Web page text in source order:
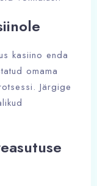
kasiino enda
omama
Järgige